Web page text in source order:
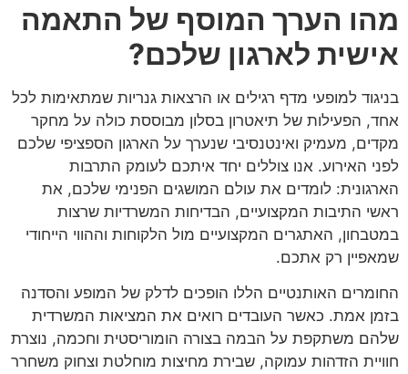
מהו הערך המוסף של התאמה
אישית לארגון שלכם?
בניגוד למופעי מדף רגילים או הרצאות גנריות שמתאימות לכל
אחד, הפעילות של תיאטרון בסלון מבוססת כולה על מחקר
מקדים, מעמיק ואינטנסיבי שנערך על הארגון הספציפי שלכם
לפני האירוע. אנו צוללים יחד איתכם לעומק התרבות
הארגונית: לומדים את עולם המושגים הפנימי שלכם, את
ראשי התיבות המקצועיים, הבדיחות המשרדיות שרצות
במטבחון, האתגרים המקצועיים מול הלקוחות וההווי הייחודי
שמאפיין רק אתכם.
החומרים האותנטיים הללו הופכים לדלק של המופע והסדנה
בזמן אמת. כאשר העובדים רואים את המציאות המשרדית
שלהם משתקפת על הבמה בצורה הומוריסטית וחכמה, נוצרת
חוויית הזדהות עמוקה, שבירת מחיצות מוחלטת וצחוק משחרר